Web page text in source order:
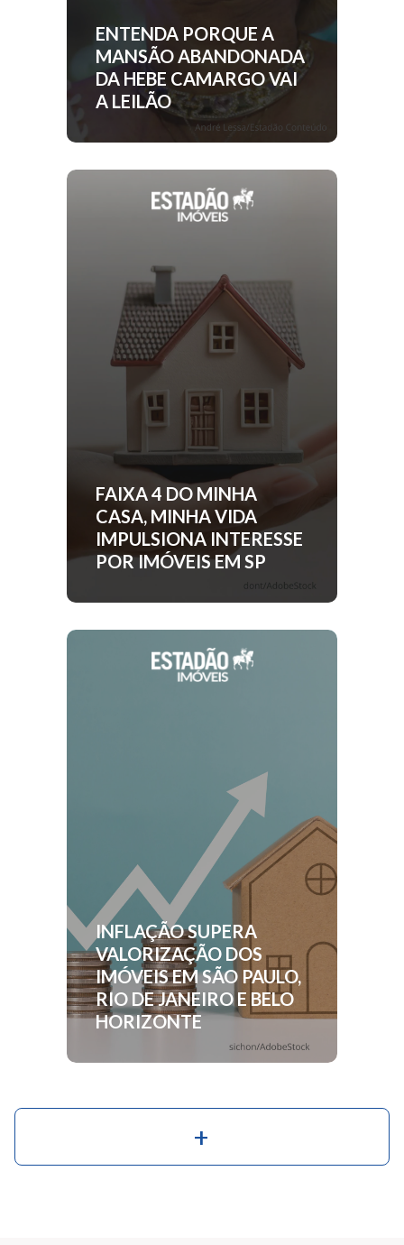
ENTENDA PORQUE A
MANSÃO ABANDONADA
DA HEBE CAMARGO VAI
A LEILÃO
FAIXA 4 DO MINHA
CASA, MINHA VIDA
IMPULSIONA INTERESSE
POR IMÓVEIS EM SP
INFLAÇÃO SUPERA
VALORIZAÇÃO DOS
IMÓVEIS EM SÃO PAULO,
RIO DE JANEIRO E BELO
HORIZONTE
+